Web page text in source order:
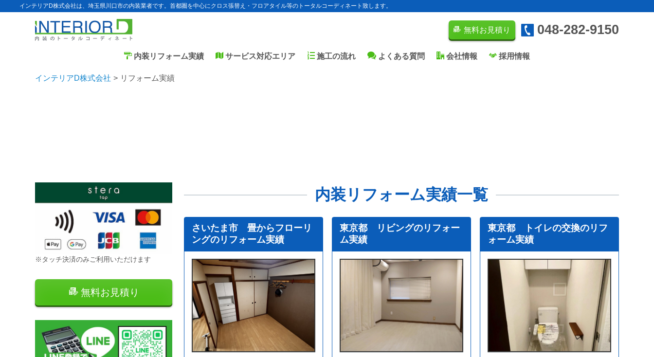
インテリアD株式会社は、埼玉県川口市の内装業者です。首都圏を中心にクロス張替え・フロアタイル等のトータルコーディネート致します。
無料お見積り 048-282-9150
内装リフォーム実績 サービス対応エリア 施工の流れ よくある質問 会社情報 採用情報
インテリアD株式会社 リフォーム実績
内装リフォーム実績一覧
さいたま市 畳からフローリ
ングのリフォーム実績
東京都 リビングのリフォー
ム実績
東京都 トイレの交換のリフ
ォーム実績
※タッチ決済のみご利用いただけます
無料お見積り